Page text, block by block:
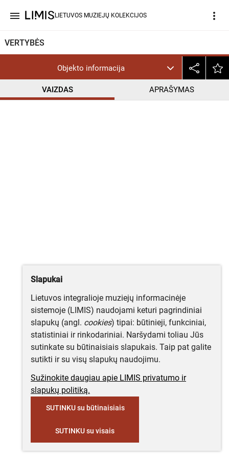
menu LIETUVOS MUZIEJŲ KOLEKCIJOS more_vert
VERTYBĖS
Objekto informacija
VAIZDAS APRAŠYMAS
Slapukai
Lietuvos integralioje muziejų informacinėje
sistemoje (LIMIS) naudojami keturi pagrindiniai
slapukų (angl. cookies) tipai: būtinieji, funkciniai,
statistiniai ir rinkodariniai. Naršydami toliau Jūs
sutinkate su būtinaisiais slapukais. Taip pat galite
sutikti ir su visų slapukų naudojimu.
Sužinokite daugiau apie LIMIS privatumo ir
slapukų politiką.
SUTINKU su būtinaisiais
SUTINKU su visais